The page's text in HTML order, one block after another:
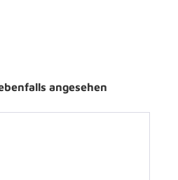
angesehen